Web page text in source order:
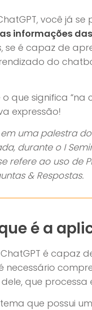
você já
informações
se é capaz de
do
o que significa
expressão!
uma palestra
durante o I
refere ao uso de
& Respostas.
é a
é capaz
necessário
que processa
que possui